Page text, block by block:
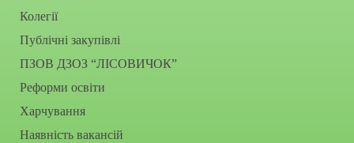
Колегії
Публічні закупівлі
ПЗОВ ДЗОЗ “ЛІСОВИЧОК”
Реформи освіти
Харчування
Наявність вакансій